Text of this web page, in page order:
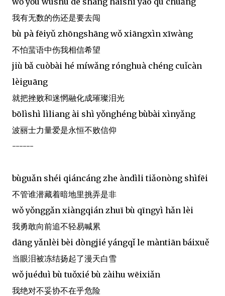
我有无数的伤还是要去闯
bù pà fēiyǔ zhōngshāng wǒ xiāngxìn xīwàng
不怕蜚语中伤我相信希望
jiù bǎ cuòbài hé míwǎng rónghuà chéng cuǐcàn
lèiguāng
就把挫败和迷惘融化成璀璨泪光
bōlìshì lìliang ài shì yǒnghéng bùbài xìnyǎng
波丽士力量爱是永恒不败信仰
------
bùguǎn shéi qiáncáng zhe àndìli tiǎonòng shìfēi
不管谁潜藏着暗地里挑弄是非
wǒ yǒnggǎn xiàngqián zhuī bù qīngyì hǎn lèi
我勇敢向前追不轻易喊累
dāng yǎnlèi bèi dòngjié yángqǐ le màntiān báixuě
当眼泪被冻结扬起了漫天白雪
wǒ juéduì bù tuǒxié bù zàihu wēixiǎn
我绝对不妥协不在乎危险